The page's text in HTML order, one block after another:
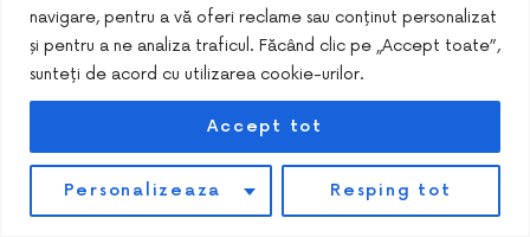
navigare, pentru a vă oferi reclame sau conținut personalizat
și pentru a ne analiza traficul. Făcând clic pe „Accept toate”,
sunteți de acord cu utilizarea cookie-urilor.
Personalizeaza Resping tot
Accept tot
DESIGNED & DEVELOPED BYSMART SEO PACK